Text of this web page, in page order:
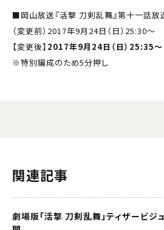
■岡山放送『活撃 刀剣乱舞』第十一話放
（変更前）2017年9月24日（日）25:30～
【変更後】 2017年9月24日（日）25:35～
※特別編成のため5分押し
関連記事
劇場版「活撃 刀剣乱舞」ティザービ